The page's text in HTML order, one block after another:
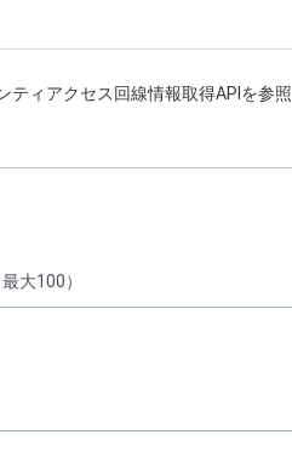
ティアクセス回線情報取得APIを参照
大100）